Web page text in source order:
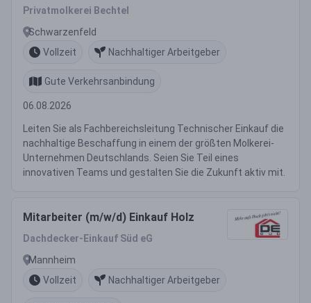
Privatmolkerei Bechtel
Schwarzenfeld
Vollzeit
Nachhaltiger Arbeitgeber
Gute Verkehrsanbindung
06.08.2026
Leiten Sie als Fachbereichsleitung Technischer Einkauf die
nachhaltige Beschaffung in einem der größten Molkerei-
Unternehmen Deutschlands. Seien Sie Teil eines
innovativen Teams und gestalten Sie die Zukunft aktiv mit.
Mitarbeiter (m/w/d) Einkauf Holz
Dachdecker-Einkauf Süd eG
Mannheim
Vollzeit
Nachhaltiger Arbeitgeber